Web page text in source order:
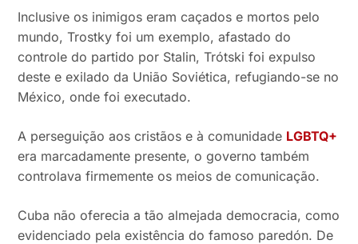
Inclusive os inimigos eram caçados e mortos pelo
mundo, Trostky foi um exemplo, afastado do
controle do partido por Stalin, Trótski foi expulso
deste e exilado da União Soviética, refugiando-se no
México, onde foi executado.
A perseguição aos cristãos e à comunidade LGBTQ+
era marcadamente presente, o governo também
controlava firmemente os meios de comunicação.
Cuba não oferecia a tão almejada democracia, como
evidenciado pela existência do famoso paredón. De